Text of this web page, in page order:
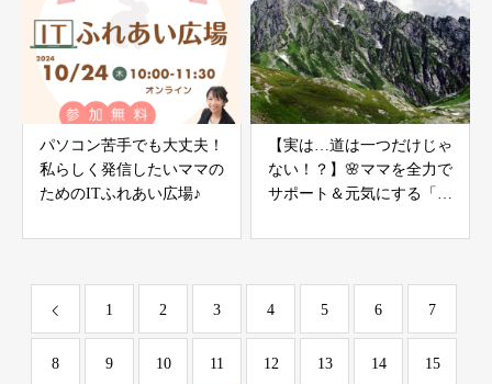
パソコン苦手でも大丈夫！
私らしく発信したいママの
ためのITふれあい広場♪
【実は…道は一つだけじゃ
ない！？】🌸ママを全力で
サポート＆元気にする「や
ップコーチング
1 2 3 4 5 6 7
8 9 10 11 12 13 14 15